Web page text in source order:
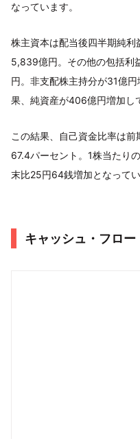
なっています。
株主資本は配当後四半期純
5,839億円。その他の包括利
円。非支配株主持分が31億
果、純資産が406億円増加し
この結果、自己資金比率は前
67.4パーセント。1株当たり
末比25円64銭増加となってい
キャッシュ・フロー